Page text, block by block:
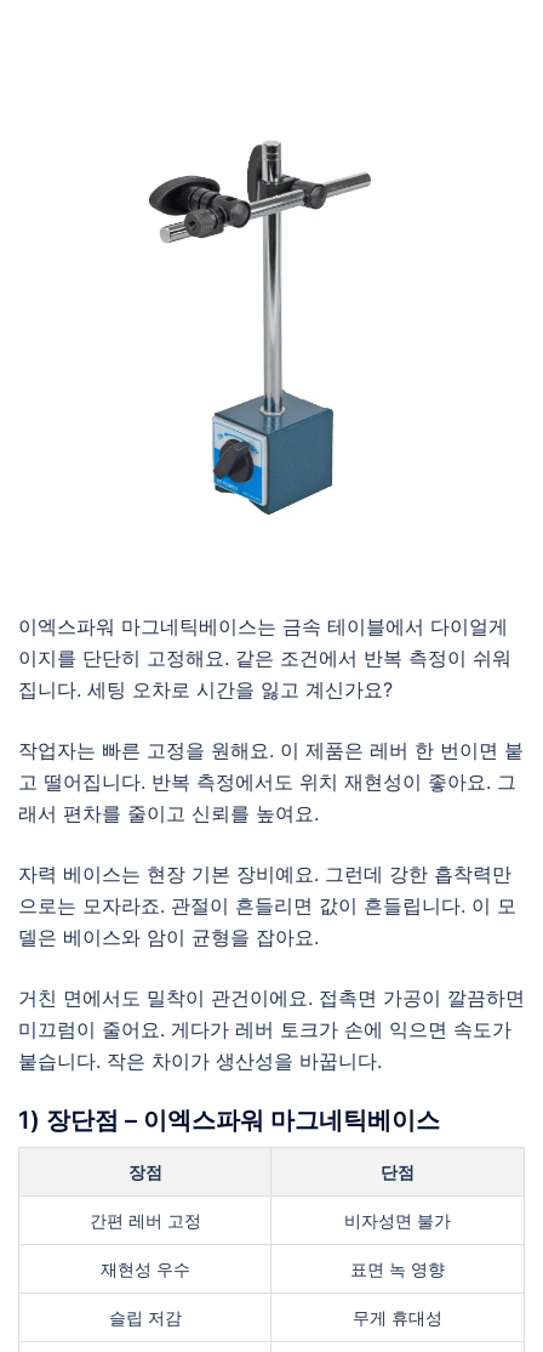
이엑스파워 마그네틱베이스는 금속 테이블에서 다이얼게
이지를 단단히 고정해요. 같은 조건에서 반복 측정이 쉬워
집니다. 세팅 오차로 시간을 잃고 계신가요?
작업자는 빠른 고정을 원해요. 이 제품은 레버 한 번이면 붙
고 떨어집니다. 반복 측정에서도 위치 재현성이 좋아요. 그
래서 편차를 줄이고 신뢰를 높여요.
자력 베이스는 현장 기본 장비예요. 그런데 강한 흡착력만
으로는 모자라죠. 관절이 흔들리면 값이 흔들립니다. 이 모
델은 베이스와 암이 균형을 잡아요.
거친 면에서도 밀착이 관건이에요. 접촉면 가공이 깔끔하면
미끄럼이 줄어요. 게다가 레버 토크가 손에 익으면 속도가
붙습니다. 작은 차이가 생산성을 바꿉니다.
1) 장단점 – 이엑스파워 마그네틱베이스
장점 단점
간편 레버 고정 비자성면 불가
재현성 우수 표면 녹 영향
슬립 저감 무게 휴대성